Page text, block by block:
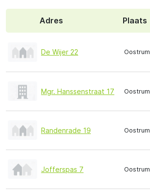
Adres Plaats
De Wijer 22 Oostrum
Mgr. Hanssenstraat 17 Oostrum
Randenrade 19 Oostrum
Jofferspas 7 Oostrum